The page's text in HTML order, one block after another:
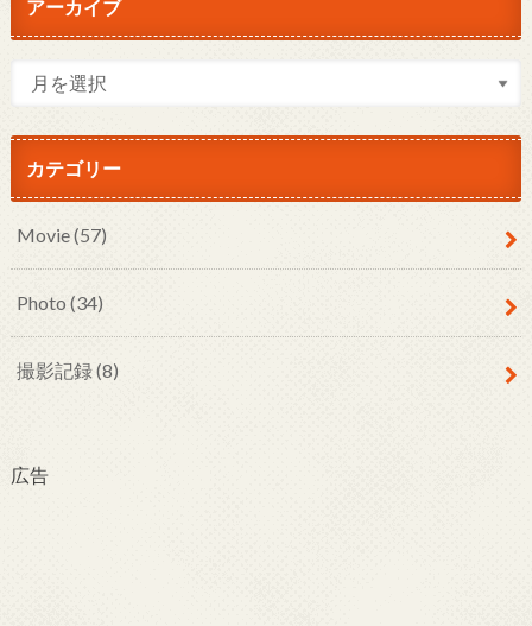
アーカイブ
カテゴリー
Movie(57)
Photo (34)
撮影記録(8)
広告